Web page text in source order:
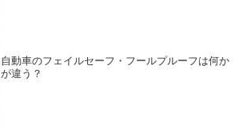
自動車のフェイルセーフ・フールプルーフは何か
が違う？